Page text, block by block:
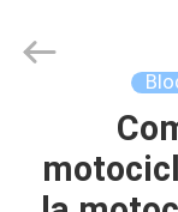
Block.,Ltd.